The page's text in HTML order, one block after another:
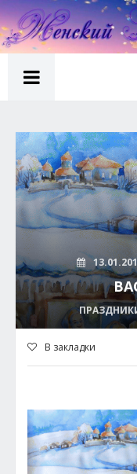
В закладки